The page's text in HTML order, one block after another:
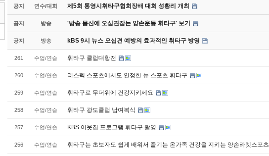
휘타구 촬영
2026-07-20 - 휘타구협회사무총국
공지 연수/대회 제5회 통영시휘타구협회장배 대회 성황리 개최
공지 방송 '방송 몸신에 오십견잡는 양손운동 휘타구' 보기
공지 방송 kBS 9시 뉴스 오십견 예방의 효과적인 휘타구 방영
261 수업/연습 휘타구 클럽대항전
260 수업/연습 리스펙 스포츠에서도 인정한 뉴 스포츠 휘타구
259 수업/연습 휘타구로 무더위에 건강지키세요
258 수업/연습 휘타구 광도클럽 남여복식
257 수업/연습 KBS 이웃집 프로그램 휘타구 촬영
256 수업/연습 휘타구는 초보자도 쉽게 배워서 즐기는 온가족 건강을 지키는 양손라켓스포츠